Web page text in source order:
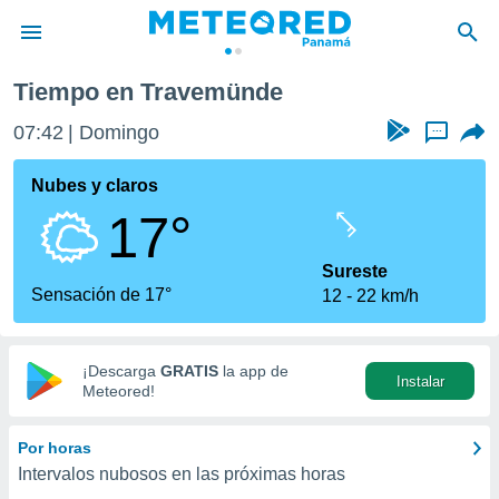
de
ha
calidad.
a este
las
y
digital
basada
Tiempo en Travemünde
07:42 Domingo ...
Nubes y claros
17°
Sensación de 17°
Sureste
12
22 km/h
¡Descarga GRATIS la app de
Meteored!
Instalar
Por horas
Intervalos nubosos en las próximas horas